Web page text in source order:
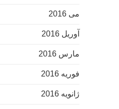
می 2016
آوریل 2016
مارس 2016
فوریه 2016
ژانویه 2016